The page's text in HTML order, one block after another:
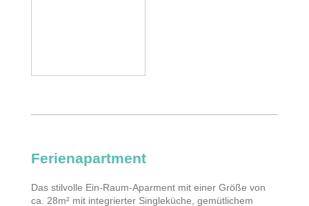
Ferienapartment
Das stilvolle Ein-Raum-Aparment mit einer Größe von
ca. 28m² mit integrierter Singleküche, gemütlichem